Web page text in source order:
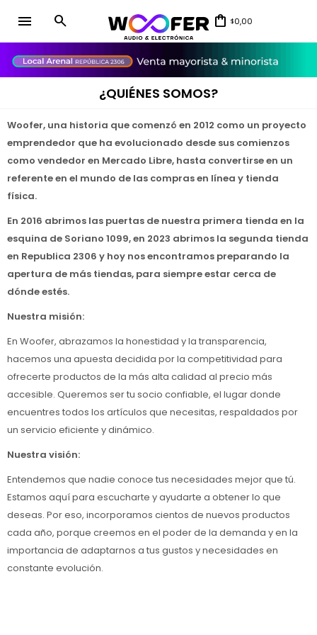
menu $0,00
¿QUIÉNES SOMOS?
Woofer, una historia que comenzó en 2012 como un proyecto
emprendedor que ha evolucionado desde sus comienzos
como vendedor en Mercado Libre, hasta convertirse en un
referente en el mundo de las compras en línea y tienda
física.
En 2016 abrimos las puertas de nuestra primera tienda en la
esquina de Soriano 1099, en 2023 abrimos la segunda tienda
en Republica 2306 y hoy nos encontramos preparando la
apertura de más tiendas, para siempre estar cerca de
dónde estés.
Nuestra misión:
En Woofer, abrazamos la honestidad y la transparencia,
hacemos una apuesta decidida por la competitividad para
ofrecerte productos de la más alta calidad al precio más
accesible. Queremos ser tu socio confiable, el lugar donde
encuentres todos los artículos que necesitas, respaldados por
un servicio eficiente y dinámico.
Nuestra visión:
Entendemos que nadie conoce tus necesidades mejor que tú.
Estamos aquí para escucharte y ayudarte a obtener lo que
deseas. Por eso, incorporamos cientos de nuevos productos
cada año, porque creemos en el poder de la demanda y en la
importancia de adaptarnos a tus gustos y necesidades en
constante evolución.
close